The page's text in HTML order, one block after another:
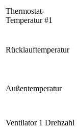
Thermostat-
Temperatur #1
Rücklauftemperatur
Außentemperatur
Ventilator 1 Drehzahl